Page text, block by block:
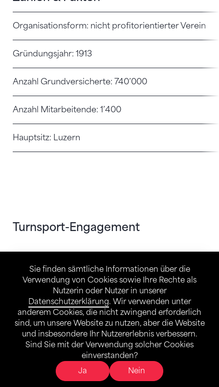
Sie finden sämtliche Informationen über die
Verwendung von Cookies sowie Ihre Rechte als
Nutzerin oder Nutzer in unserer
Datenschutzerklärung. Wir verwenden unter
anderem Cookies, die nicht zwingend erforderlich
sind, um unsere Website zu nutzen, aber die Website
und insbesondere Ihr Nutzererlebnis verbessern.
Sind Sie mit der Verwendung solcher Cookies
einverstanden?
Ja
Nein
Organisationsform: nicht profitorientierter Verein
Gründungsjahr: 1913
Anzahl Grundversicherte: 740’000
Anzahl Mitarbeitende: 1’400
Hauptsitz: Luzern
Turnsport-Engagement
Sponsoring